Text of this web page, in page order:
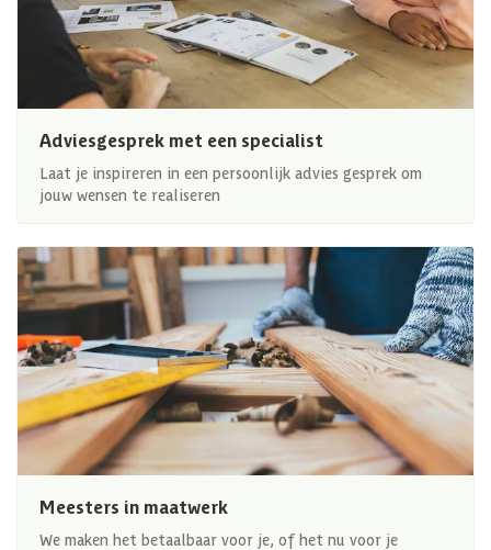
Adviesgesprek met een specialist
Laat je inspireren in een persoonlijk advies gesprek om
jouw wensen te realiseren
Meesters in maatwerk
We maken het betaalbaar voor je, of het nu voor je